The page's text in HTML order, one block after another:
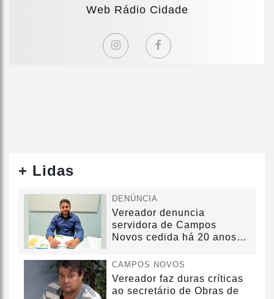
Web Rádio Cidade
+ Lidas
DENÚNCIA
Vereador denuncia
servidora de Campos
Novos cedida há 20 anos
CAMPOS NOVOS
Vereador faz duras críticas
ao secretário de Obras de